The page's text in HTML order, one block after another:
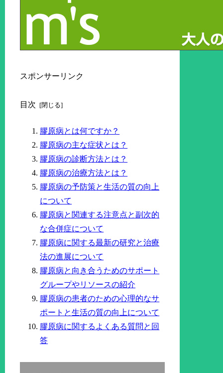
スポンサーリンク
目次
膠原病とは何ですか？
膠原病の主な症状とは？
膠原病の診断方法とは？
膠原病の治療方法とは？
膠原病の予防策と生活の質の向上
について
膠原病と関連する注意点と副次的
な合併症について
膠原病に関する最新の研究と治療
法の進展について
膠原病と向き合うためのサポート
グループやリソースの紹介
膠原病の患者のための心理的なサ
ポートと生活の質の向上について
膠原病に関するよくある質問と回
答